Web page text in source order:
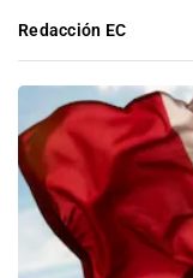
Redacción EC